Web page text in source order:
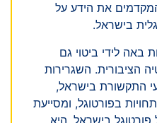
המקדמים את הידע על
בישראל.
באה לידי ביטוי גם
הציבורית. השגרירות
התקשורת בישראל,
בפורטוגל, ומסייעת
בישראל. היא